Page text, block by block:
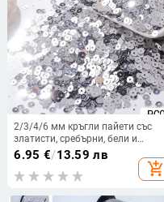
2/3/4/6 мм кръгли пайети със
златисти, сребърни, бели и
прозрачни пайети, ръчно
пришити, бродирани аксесоари
за сватбена рокля
6.95 €/13.59 лв
add_shopping_cart